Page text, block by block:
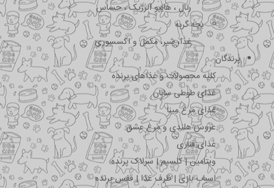
رنال ، هایپو آلرژیک ، حساس
بچه گربه
غذا، شیر، مکمل و اکسسوری
پرندگان
کلیه محصولات و غذاهای پرنده
غذای طوطی سانان
غذای مرغ مینا
عروس هلندی و مرغ عشق
غذای قناری
ویتامین | کلسیم | سرلاک پرنده
اسباب بازی | ظرف غذا | قفس پرنده